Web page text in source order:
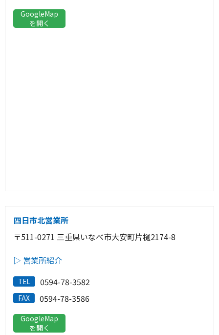
GoogleMap
を開く
四日市北営業所
〒511-0271 三重県いなべ市大安町片樋2174-8
▷ 営業所紹介
TEL 0594-78-3582
FAX 0594-78-3586
GoogleMap
を開く